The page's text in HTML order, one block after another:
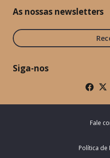
As nossas newsletters
Siga-nos
Fale
Política de